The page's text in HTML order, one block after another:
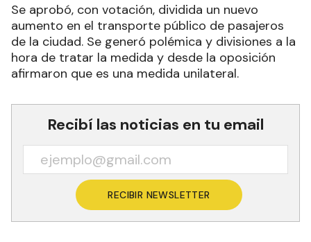
Se aprobó, con votación, dividida un nuevo
aumento en el transporte público de pasajeros
de la ciudad. Se generó polémica y divisiones a la
hora de tratar la medida y desde la oposición
afirmaron que es una medida unilateral.
Recibí las noticias en tu email
RECIBIR NEWSLETTER